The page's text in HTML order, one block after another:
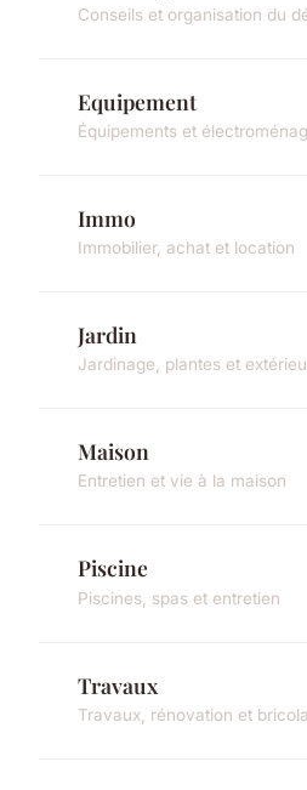
Conseils et organisation du
Equipement
Équipements et
Immo
Immobilier, achat et location
Jardin
Jardinage, plantes et
Maison
Entretien et vie à la maison
Piscine
Piscines, spas et entretien
Travaux
Travaux, rénovation et